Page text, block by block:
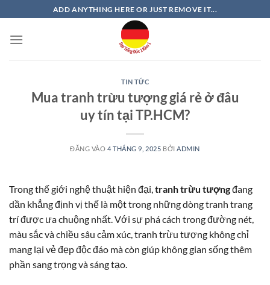
qua
nội
ADD ANYTHING HERE OR JUST REMOVE IT...
TIN TỨC
Mua tranh trừu tượng giá rẻ ở đâu
uy tín tại TP.HCM?
ĐĂNG VÀO 4 THÁNG 9, 2025 BỞI ADMIN
Trong thế giới nghệ thuật hiện đại, tranh trừu tượngđang
dần khẳng định vị thế là một trong những dòng tranh trang
trí được ưa chuộng nhất. Với sự phá cách trong đường nét,
màu sắc và chiều sâu cảm xúc, tranh trừu tượng không chỉ
mang lại vẻ đẹp độc đáo mà còn giúp không gian sống thêm
phần sang trọng và sáng tạo.